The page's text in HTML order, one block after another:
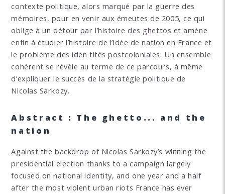
contexte politique, alors marqué par la guerre des
mémoires, pour en venir aux émeutes de 2005, ce qui
oblige à un détour par l’histoire des ghettos et amène
enfin à étudier l’histoire de l’idée de nation en France et
le problème des iden tités postcoloniales. Un ensemble
cohérent se révèle au terme de ce parcours, à même
d’expliquer le succès de la stratégie politique de
Nicolas Sarkozy.
Abstract : The ghetto... and the
nation
Against the backdrop of Nicolas Sarkozy’s winning the
presidential election thanks to a campaign largely
focused on national identity, and one year and a half
after the most violent urban riots France has ever